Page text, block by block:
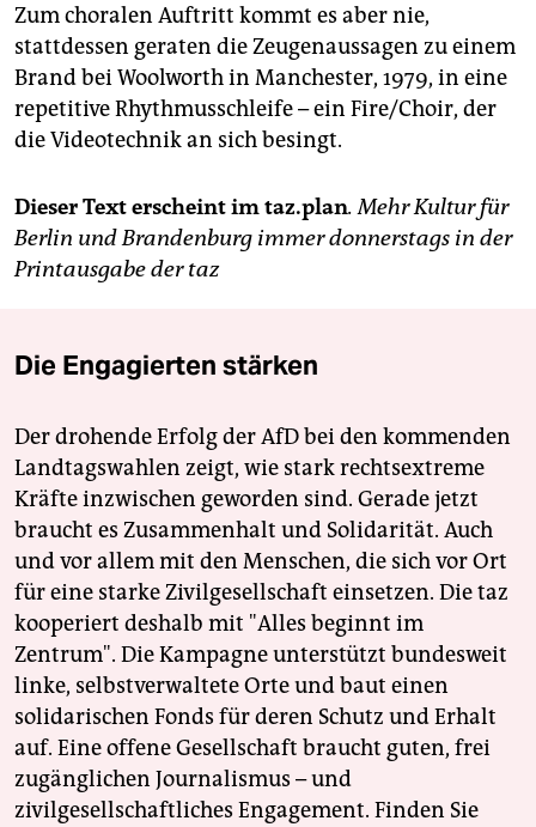
Zum choralen Auftritt kommt es aber nie,
stattdessen geraten die Zeugenaussagen zu einem
Brand bei Woolworth in Manchester, 1979, in eine
repetitive Rhythmusschleife – ein Fire/Choir, der
die Videotechnik an sich besingt.
Dieser Text erscheint im taz.plan. Mehr Kultur für
Berlin und Brandenburg immer donnerstags in der
Printausgabe der taz
Die Engagierten stärken
Der drohende Erfolg der AfD bei den kommenden
Landtagswahlen zeigt, wie stark rechtsextreme
Kräfte inzwischen geworden sind. Gerade jetzt
braucht es Zusammenhalt und Solidarität. Auch
und vor allem mit den Menschen, die sich vor Ort
für eine starke Zivilgesellschaft einsetzen. Die taz
kooperiert deshalb mit "Alles beginnt im
Zentrum". Die Kampagne unterstützt bundesweit
linke, selbstverwaltete Orte und baut einen
solidarischen Fonds für deren Schutz und Erhalt
auf. Eine offene Gesellschaft braucht guten, frei
zugänglichen Journalismus – und
zivilgesellschaftliches Engagement. Finden Sie